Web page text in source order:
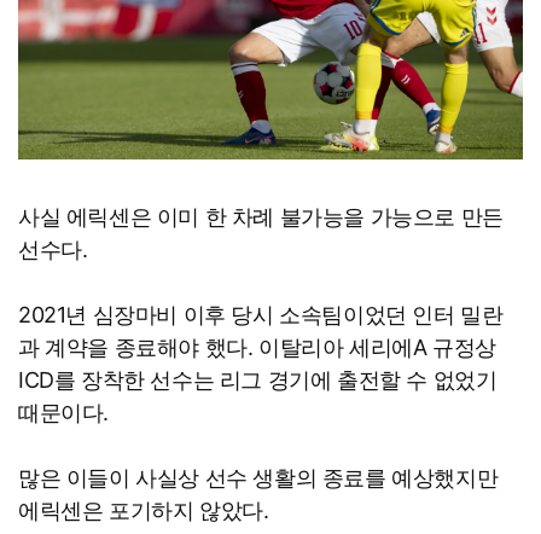
사실 에릭센은 이미 한 차례 불가능을 가능으로 만든
선수다.
2021년 심장마비 이후 당시 소속팀이었던 인터 밀란
과 계약을 종료해야 했다. 이탈리아 세리에A 규정상
ICD를 장착한 선수는 리그 경기에 출전할 수 없었기
때문이다.
많은 이들이 사실상 선수 생활의 종료를 예상했지만
에릭센은 포기하지 않았다.